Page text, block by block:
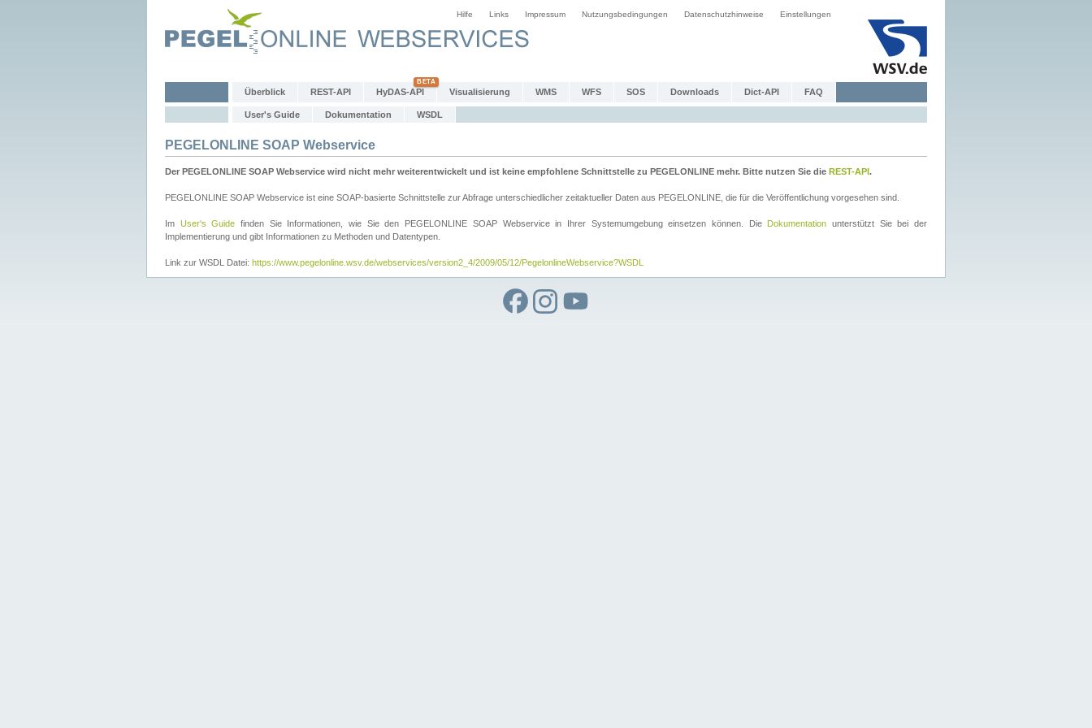
Hilfe Links Impressum Nutzungsbedingungen Datenschutzhinweise Einstellungen
Überblick REST-API HyDAS-API Visualisierung WMS WFS SOS Downloads Dict-API FAQ
User's Guide Dokumentation WSDL
PEGELONLINE SOAP Webservice
Der PEGELONLINE SOAP Webservice wird nicht mehr weiterentwickelt und ist keine empfohlene Schnittstelle zu PEGELONLINE mehr. Bitte nutzen Sie die REST-API.
PEGELONLINE SOAP Webservice ist eine SOAP-basierte Schnittstelle zur Abfrage unterschiedlicher zeitaktueller Daten aus PEGELONLINE, die für die Veröffentlichung vorgesehen sind.
Im User's Guide finden Sie Informationen, wie Sie den PEGELONLINE SOAP Webservice in Ihrer Systemumgebung einsetzen können. Die Dokumentation unterstützt Sie bei der
Implementierung und gibt Informationen zu Methoden und Datentypen.
Link zur WSDL Datei: https://www.pegelonline.wsv.de/webservices/version2_4/2009/05/12/PegelonlineWebservice?WSDL